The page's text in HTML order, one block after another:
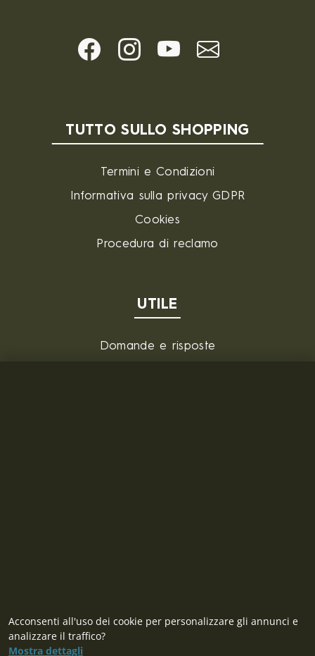
Acconsenti all'uso dei cookie per personalizzare gli annunci e
analizzare il traffico?
Mostra dettagli
TUTTO SULLO SHOPPING
Termini e Condizioni
Informativa sulla privacy GDPR
Cookies
Procedura di reclamo
UTILE
Domande e risposte